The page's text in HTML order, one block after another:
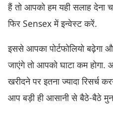
हैं तो आपको हम यही सलाह
फिर Sensex में इन्वेस्ट करें.
इससे आपका पोर्टफोलियो
जाएंगे तो आपको घाटा कम
खरीदने पर इतना ज्यादा रिसर्च
आप बड़ी ही आसानी से बैठे-बैठे